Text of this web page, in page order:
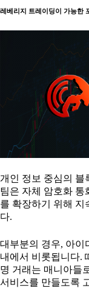
레베리지 트레이딩이 가능한
개인 정보 중심의 블
팀은 자체 암호화 통
를 확장하기 위해 지
다.
대부분의 경우, 아이
내에서 비롯됩니다.
명 거래는 매니아들
서비스를 만들도록